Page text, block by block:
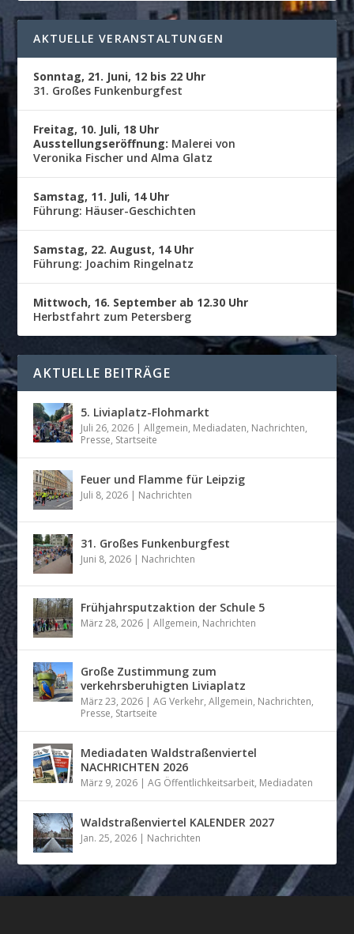
AKTUELLE VERANSTALTUNGEN
Sonntag, 21. Juni, 12 bis 22 Uhr
31. Großes Funkenburgfest
Freitag, 10. Juli, 18 Uhr
Ausstellungseröffnung: Malerei von
Veronika Fischer und Alma Glatz
Samstag, 11. Juli, 14 Uhr
Führung: Häuser-Geschichten
Samstag, 22. August, 14 Uhr
Führung: Joachim Ringelnatz
Mittwoch, 16. September ab 12.30 Uhr
Herbstfahrt zum Petersberg
AKTUELLE BEITRÄGE
5. Liviaplatz-Flohmarkt
Juli 26, 2026 |Allgemein, Mediadaten, Nachrichten,
Presse, Startseite
Feuer und Flamme für Leipzig
Juli 8, 2026 | Nachrichten
31. Großes Funkenburgfest
Juni 8, 2026 | Nachrichten
Frühjahrsputzaktion der Schule 5
März 28, 2026 |Allgemein, Nachrichten
Große Zustimmung zum
verkehrsberuhigten Liviaplatz
März 23, 2026 |AG Verkehr,Allgemein, Nachrichten,
Presse, Startseite
Mediadaten Waldstraßenviertel
NACHRICHTEN 2026
März 9, 2026 |AG Öffentlichkeitsarbeit, Mediadaten
Waldstraßenviertel KALENDER 2027
Jan. 25, 2026 | Nachrichten